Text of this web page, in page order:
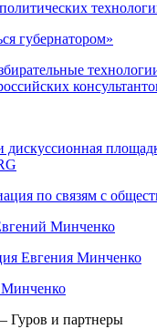
губернатором»
по связям с
Минченко
Евгения Минченко
Минченко
Гуров и партнеры